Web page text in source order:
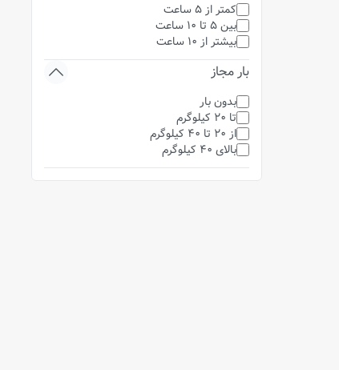
کمتر از 5 ساعت
بین 5 تا 10 ساعت
بیشتر از 10 ساعت
بار مجاز
بدون بار
تا 20 کیلوگرم
از 20 تا 40 کیلوگرم
بالای 40 کیلوگرم